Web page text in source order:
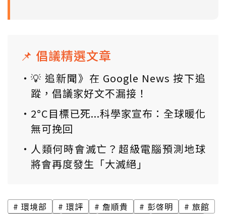
📌 倡議精選文章
💡 追新聞》在 Google News 按下追
蹤，倡議家好文不漏接！
2°C目標已死...科學家宣布：全球暖化
無可挽回
人類何時會滅亡？超級電腦預測地球
將會再度發生「大滅絕」
環境部 環評 詹順貴 彭啓明
旅館